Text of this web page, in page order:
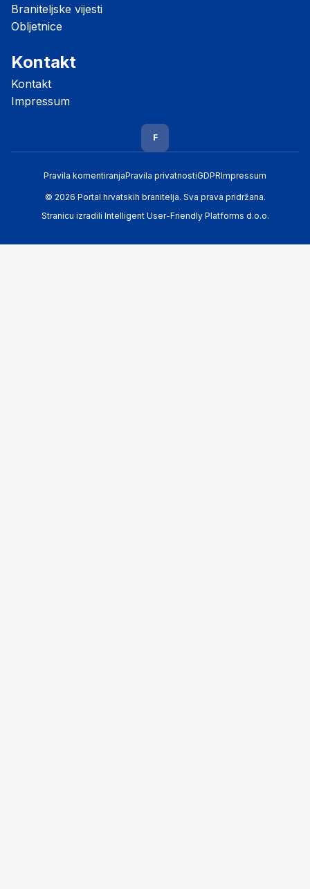
Braniteljske vijesti
Obljetnice
Kontakt
Kontakt
Impressum
F
Pravila komentiranjaPravila privatnostiGDPRImpressum
© 2026 Portal hrvatskih branitelja. Sva prava pridržana.
Stranicu izradili Intelligent User-Friendly Platforms d.o.o.